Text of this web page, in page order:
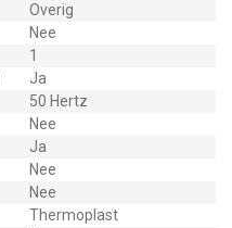
Overig
Nee
1
Ja
50 Hertz
Nee
Ja
Nee
Nee
Thermoplast